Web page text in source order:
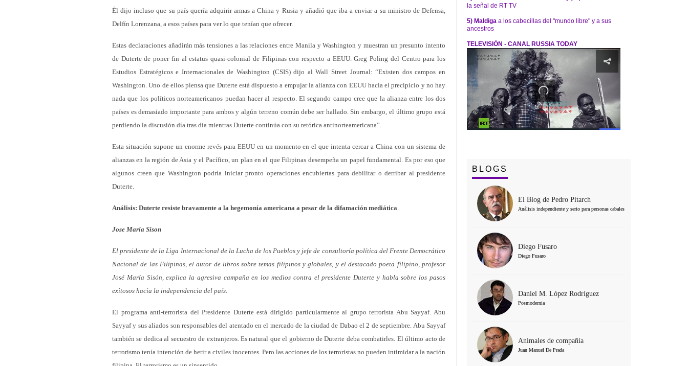
Él dijo incluso que su país quería adquirir armas a China y Rusia y añadió que iba a enviar a su ministro de Defensa,
Delfín Lorenzana, a esos países para ver lo que tenían que ofrecer.
Estas declaraciones añadirán más tensiones a las relaciones entre Manila y Washington y muestran un presunto intento
de Duterte de poner fin al estatus quasi-colonial de Filipinas con respecto a EEUU. Greg Poling del Centro para los
Estudios Estratégicos e Internacionales de Washington (CSIS) dijo al Wall Street Journal: “Existen dos campos en
Washington. Uno de ellos piensa que Duterte está dispuesto a empujar la alianza con EEUU hacia el precipicio y no hay
nada que los políticos norteamericanos puedan hacer al respecto. El segundo campo cree que la alianza entre los dos
países es demasiado importante para ambos y algún terreno común debe ser hallado. Sin embargo, el último grupo está
perdiendo la discusión día tras día mientras Duterte continúa con su retórica antinorteamericana”.
Esta situación supone un enorme revés para EEUU en un momento en el que intenta cercar a China con un sistema de
alianzas en la región de Asia y el Pacífico, un plan en el que Filipinas desempeña un papel fundamental. Es por eso que
algunos creen que Washington podría iniciar pronto operaciones encubiertas para debilitar o derribar al presidente
Duterte.
Análisis: Duterte resiste bravamente a la hegemonía americana a pesar de la difamación mediática
Jose Maria Sison
El presidente de la Liga Internacional de la Lucha de los Pueblos y jefe de consultoría política del Frente Democrático
Nacional de las Filipinas, el autor de libros sobre temas filipinos y globales, y el destacado poeta filipino, profesor
José María Sisón, explica la agresiva campaña en los medios contra el presidente Duterte y habla sobre los pasos
exitosos hacia la independencia del país.
El programa anti-terrorista del Presidente Duterte está dirigido particularmente al grupo terrorista Abu Sayyaf. Abu
Sayyaf y sus aliados son responsables del atentado en el mercado de la ciudad de Dabao el 2 de septiembre. Abu Sayyaf
también se dedica al secuestro de extranjeros. Es natural que el gobierno de Duterte deba combatirles. El último acto de
terrorismo tenía intención de herir a civiles inocentes. Pero las acciones de los terroristas no pueden intimidar a la nación
la señal de RT TV
5) Maldiga a los cabecillas del "mundo libre" y a sus
ancestros
TELEVISIÓN - CANAL RUSSIA TODAY
BLOGS
El Blog de Pedro Pitarch
Análisis independiente y serio para personas cabales
Diego Fusaro
Diego Fusaro
Daniel M. López Rodríguez
Posmodernia
Animales de compañía
Juan Manuel De Prada